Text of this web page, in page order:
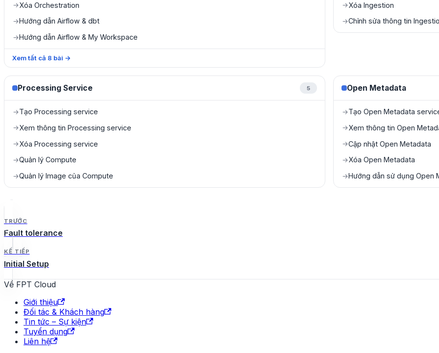
→Xóa Orchestration
→Hướng dẫn Airflow & dbt
→Hướng dẫn Airflow & My Workspace
Xem tất cả 8 bài →
→Xóa Ingestion
→Chỉnh sửa thông tin
Processing Service 5
→Tạo Processing service
→Xem thông tin Processing service
→Xóa Processing service
→Quản lý Compute
→Quản lý Image của Compute
Open Metadata
→Tạo Open Metadata
→Xem thông tin Open
→Cập nhật Open Metadata
→Xóa Open Metadata
→Hướng dẫn sử dụng Open
TRƯỚC
Fault tolerance
KẾ TIẾP
Initial Setup
Về FPT Cloud
Giới thiệu
Đối tác & Khách hàng
Tin tức – Sự kiện
Tuyển dụng
Liên hệ